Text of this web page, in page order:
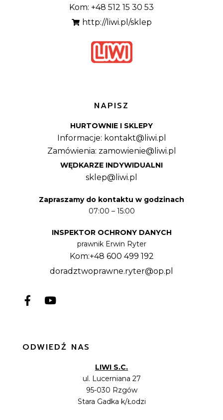
Kom: +48 512 15 30 53
http://liwi.pl/sklep
NAPISZ
HURTOWNIE I SKLEPY
Informacje: kontakt@liwi.pl
Zamówienia: zamowienie@liwi.pl
WĘDKARZE INDYWIDUALNI
sklep@liwi.pl
Zapraszamy do kontaktu w godzinach
07:00 – 15:00
INSPEKTOR OCHRONY DANYCH
prawnik Erwin Ryter
Kom:+48 600 499 192
doradztwoprawne.ryter@op.pl
ODWIEDŹ NAS
LIWI S.C.
ul. Lucerniana 27
95-030 Rzgów
Stara Gadka k/Łodzi